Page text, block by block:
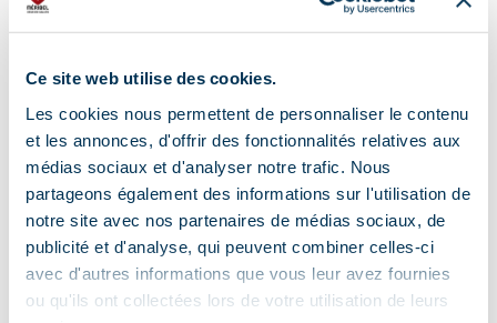
Ce site web utilise des cookies.
Les cookies nous permettent de personnaliser le contenu
et les annonces, d'offrir des fonctionnalités relatives aux
médias sociaux et d'analyser notre trafic. Nous
partageons également des informations sur l'utilisation de
notre site avec nos partenaires de médias sociaux, de
publicité et d'analyse, qui peuvent combiner celles-ci
avec d'autres informations que vous leur avez fournies
ou qu'ils ont collectées lors de votre utilisation de leurs
Adres